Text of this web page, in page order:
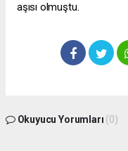
aşısı olmuştu.
Okuyucu Yorumları (0)